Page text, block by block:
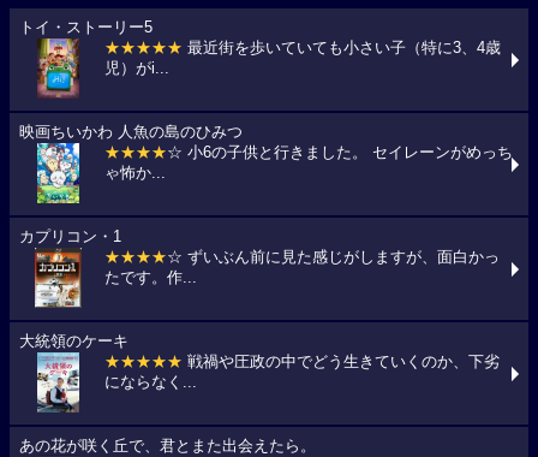
トイ・ストーリー5
★★★★★ 最近街を歩いていても小さい子（特に3、4歳
児）がi...
映画ちいかわ 人魚の島のひみつ
★★★★☆ 小6の子供と行きました。 セイレーンがめっち
ゃ怖か...
カプリコン・1
★★★★☆ ずいぶん前に見た感じがしますが、面白かっ
たです。作...
大統領のケーキ
★★★★★ 戦禍や圧政の中でどう生きていくのか、下劣
にならなく...
あの花が咲く丘で、君とまた出会えたら。